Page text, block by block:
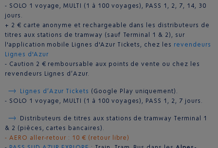
- SOLO 1 voyage, MULTI (1 à 100 voyages), PASS 1, 2, 7, 14, 30
jours.
+ 2 € carte anonyme et rechargeable dans les distributeurs de
titres aux stations de tramway (sauf Terminal 1 & 2), sur
l'application mobile Lignes d'Azur Tickets, chez les revendeurs
Lignes d'Azur
- Caution 2 € remboursable aux points de vente ou chez les
revendeurs Lignes d’Azur.
Lignes d’Azur Tickets (Google Play uniquement).
- SOLO 1 voyage, MULTI (1 à 100 voyages), PASS 1, 2, 7 jours.
Distributeurs de titres aux stations de tramway Terminal 1
& 2 (pièces, cartes bancaires).
- AERO aller-retour : 10 € (retour libre)